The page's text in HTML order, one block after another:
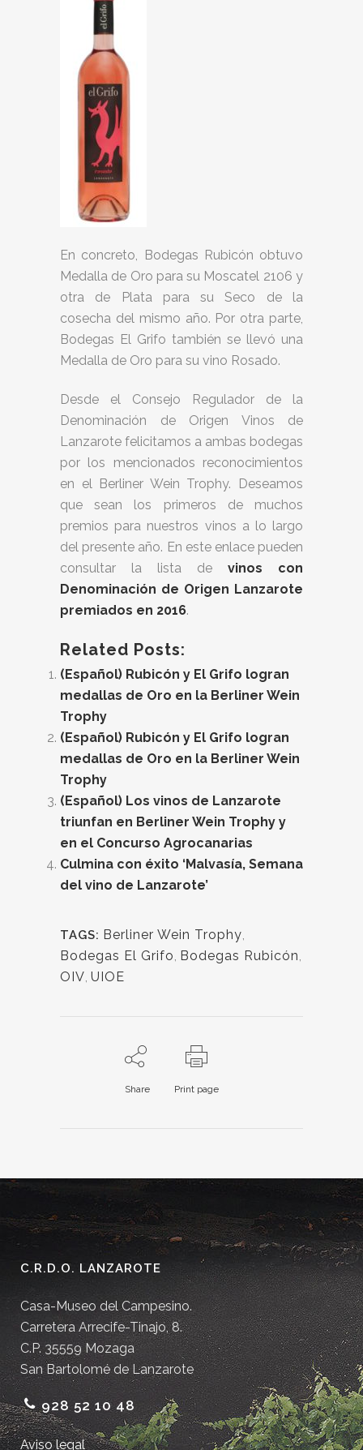
En concreto, Bodegas Rubicón obtuvo
Medalla de Oro para su Moscatel 2106 y
otra de Plata para su Seco de la
cosecha del mismo año. Por otra parte,
Bodegas El Grifo también se llevó una
Medalla de Oro para su vino Rosado.
Desde el Consejo Regulador de la
Denominación de Origen Vinos de
Lanzarote felicitamos a ambas bodegas
por los mencionados reconocimientos
en el Berliner Wein Trophy. Deseamos
que sean los primeros de muchos
premios para nuestros vinos a lo largo
del presente año. En este enlace pueden
consultar la lista de vinos con
Denominación de Origen Lanzarote
premiados en 2016.
Related Posts:
(Español) Rubicón y El Grifo logran
medallas de Oro en la Berliner Wein
Trophy
(Español) Rubicón y El Grifo logran
medallas de Oro en la Berliner Wein
Trophy
(Español) Los vinos de Lanzarote
triunfan en Berliner Wein Trophy y
en el Concurso Agrocanarias
Culmina con éxito ‘Malvasía, Semana
del vino de Lanzarote’
TAGS: Berliner Wein Trophy,
Bodegas El Grifo, Bodegas Rubicón,
OIV, UIOE
Share Print page
C.R.D.O. LANZAROTE
Casa-Museo del Campesino.
Carretera Arrecife-Tinajo, 8.
C.P. 35559 Mozaga
San Bartolomé de Lanzarote
928 52 10 48
Aviso legal